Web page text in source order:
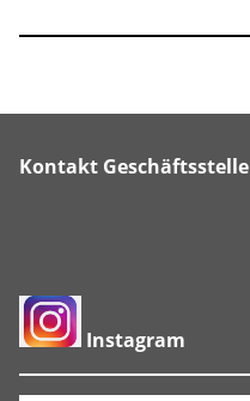
Kontakt Geschäftsstelle
Instagram